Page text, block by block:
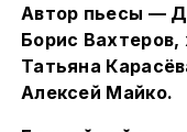
Автор пьесы —
Борис
Татьяна
Алексей Майко.